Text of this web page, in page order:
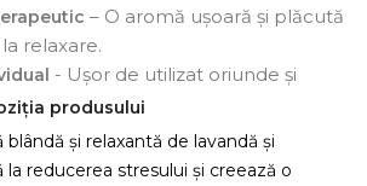
– O aromă ușoară și plăcută
relaxare.
- Ușor de utilizat oriunde și
produsului
și relaxantă de lavandă și
reducerea stresului și creează o